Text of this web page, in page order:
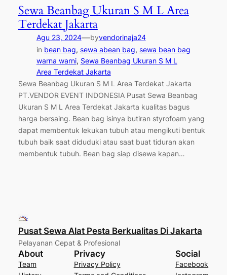
Sewa Beanbag Ukuran S M L Area
Terdekat Jakarta
Agu 23, 2024—byvendorinaja24
in bean bag, sewa abean bag, sewa bean bag
warna warni, Sewa Beanbag Ukuran S M L
Area Terdekat Jakarta
Sewa Beanbag Ukuran S M L Area Terdekat Jakarta
PT.VENDOR EVENT INDONESIA Pusat Sewa Beanbag
Ukuran S M L Area Terdekat Jakarta kualitas bagus
harga bersaing. Bean bag isinya butiran styrofoam yang
dapat membentuk lekukan tubuh atau mengikuti bentuk
tubuh baik saat diduduki atau saat buat tiduran akan
membentuk tubuh. Bean bag siap disewa kapan…
Pusat Sewa Alat Pesta Berkualitas Di Jakarta
Pelayanan Cepat & Profesional
About
Team
Privacy
Privacy Policy
Social
Facebook